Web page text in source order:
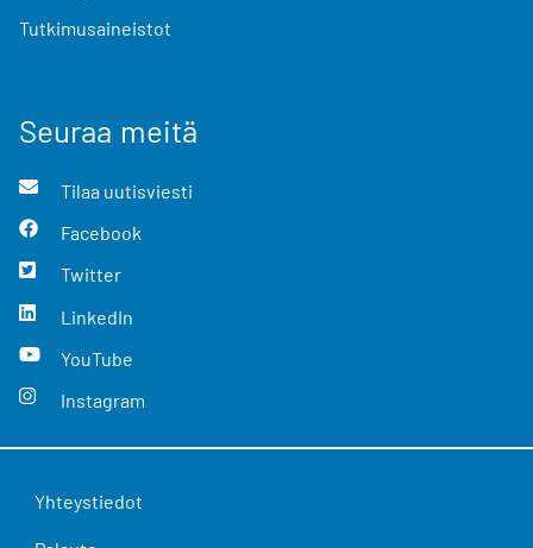
Tutkimusaineistot
Seuraa meitä
Tilaa uutisviesti
Facebook
Twitter
LinkedIn
YouTube
Instagram
Yhteystiedot